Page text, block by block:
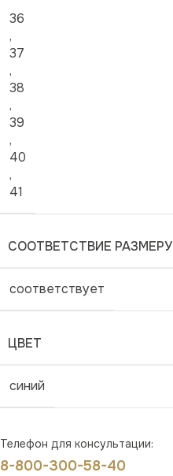
36
,
37
,
38
,
39
,
40
,
41
СООТВЕТСТВИЕ РАЗМЕРУ
соответствует
ЦВЕТ
синий
Телефон для консультации:
8-800-300-58-40